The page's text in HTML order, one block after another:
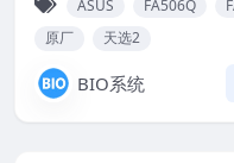
ASUS FA506Q
原厂
天选2
BIO系统